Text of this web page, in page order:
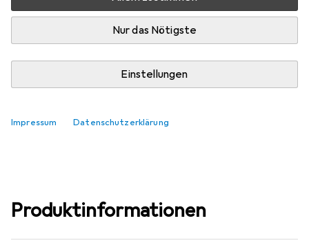
Nur das Nötigste
Einstellungen
Impressum Datenschutzerklärung
Mehr als 10 Stück an Lager beim Lieferanten
Lieferort angeben für genaue Lieferzeit
In den Warenkorb
Produktinformationen